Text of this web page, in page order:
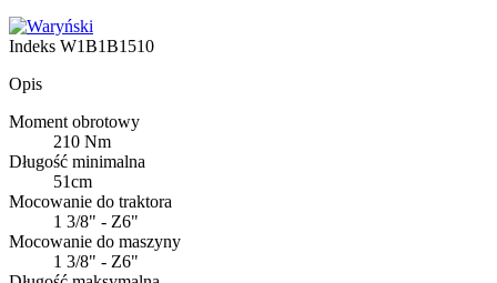
Indeks W1B1B1510
Opis
Moment obrotowy
210 Nm
Długość minimalna
51cm
Mocowanie do traktora
1 3/8" - Z6"
Mocowanie do maszyny
1 3/8" - Z6"